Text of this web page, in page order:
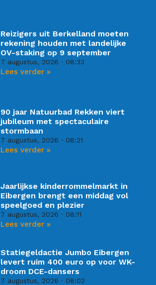
Reizigers uit Berkelland moeten
rekening houden met landelijke
OV-staking op 9 september
7 augustus, 2026 08:33
Lees verder »
90 jaar Natuurbad Rekken viert
jubileum met spectaculaire
stormbaan
7 augustus, 2026 08:21
Lees verder »
Jaarlijkse kinderrommelmarkt in
Eibergen brengt een middag vol
speelgoed en plezier
7 augustus, 2026 08:11
Lees verder »
Statiegeldactie Jumbo Eibergen
levert ruim 400 euro op voor WK-
droom DCE-dansers
7 augustus, 2026 08:02